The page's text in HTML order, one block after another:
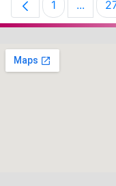
Página
1 ...